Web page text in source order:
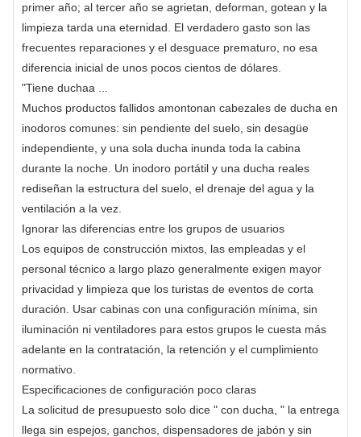
primer año; al tercer año se agrietan, deforman, gotean y la
limpieza tarda una eternidad. El verdadero gasto son las
frecuentes reparaciones y el desguace prematuro, no esa
diferencia inicial de unos pocos cientos de dólares.
"Tiene duchaa ...
Muchos productos fallidos amontonan cabezales de ducha en
inodoros comunes: sin pendiente del suelo, sin desagüe
independiente, y una sola ducha inunda toda la cabina
durante la noche. Un inodoro portátil y una ducha reales
rediseñan la estructura del suelo, el drenaje del agua y la
ventilación a la vez.
Ignorar las diferencias entre los grupos de usuarios
Los equipos de construcción mixtos, las empleadas y el
personal técnico a largo plazo generalmente exigen mayor
privacidad y limpieza que los turistas de eventos de corta
duración. Usar cabinas con una configuración mínima, sin
iluminación ni ventiladores para estos grupos le cuesta más
adelante en la contratación, la retención y el cumplimiento
normativo.
Especificaciones de configuración poco claras
La solicitud de presupuesto solo dice " con ducha, " la entrega
llega sin espejos, ganchos, dispensadores de jabón y sin